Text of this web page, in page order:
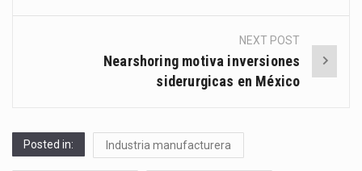
NEXT POST
Nearshoring motiva inversiones
siderurgicas en México
Posted in: Industria manufacturera